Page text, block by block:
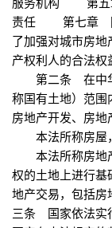
责任 第七
了加强对城市房
产权利人的合法权
第二条 在中华
称国有土地）范
房地产开发、房地
本法所称房屋，
本法所称房地
权的土地上进行
地产交易，包括
三条 国家依法实